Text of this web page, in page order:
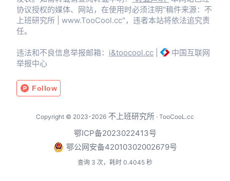
协议授权的媒体、网站，在使用时必须注明"稿件来源：不
上班研究所 | www.TooCool.cc"，违者本站将依法追究责
任。
违法和不良信息举报邮箱： i&toocool.cc
中国互联网
举报中心
Copyright © 2023-2026 不上班研究所 · TooCooL.cc
鄂ICP备2023022413号
鄂公网安备42010302002679号
查询 3 次，耗时 0.4045 秒